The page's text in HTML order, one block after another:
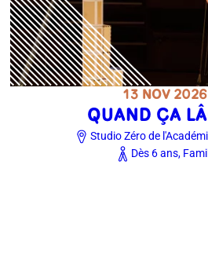
13 NOV 2026
QUAND ÇA
Studio Zéro de
Dès 6 ans,